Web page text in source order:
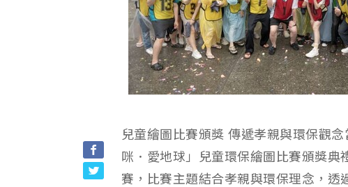
兒童繪圖比賽頒獎 傳遞孝親與環保觀
咪．愛地球」兒童環保繪圖比賽頒獎
賽，比賽主題結合孝親與環保理念，透